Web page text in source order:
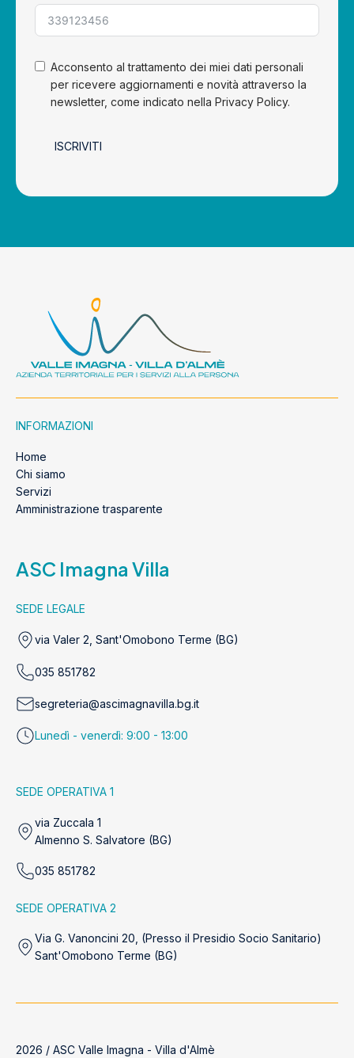
Acconsento al trattamento dei miei dati personali
per ricevere aggiornamenti e novità attraverso la
newsletter, come indicato nella Privacy Policy.
ISCRIVITI
INFORMAZIONI
Home
Chi siamo
Servizi
Amministrazione trasparente
ASC Imagna Villa
SEDE LEGALE
via Valer 2, Sant'Omobono Terme (BG)
035 851782
segreteria@ascimagnavilla.bg.it
Lunedì - venerdì: 9:00 - 13:00
SEDE OPERATIVA 1
via Zuccala 1
Almenno S. Salvatore (BG)
035 851782
SEDE OPERATIVA 2
Via G. Vanoncini 20, (Presso il Presidio Socio Sanitario)
Sant'Omobono Terme (BG)
2026 / ASC Valle Imagna - Villa d'Almè